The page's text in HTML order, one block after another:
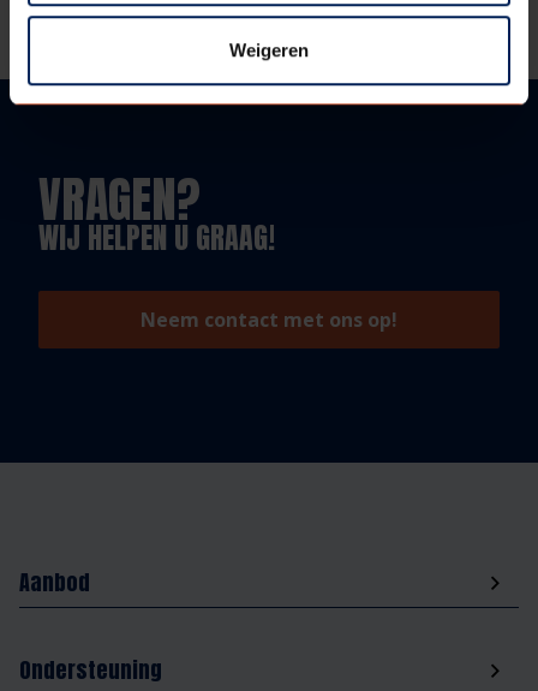
Weigeren
waarheidsgetrouwe weergave is bemonstering op
VRAGEN?
WIJ HELPEN U GRAAG!
Neem contact met ons op!
Aanbod
Ondersteuning